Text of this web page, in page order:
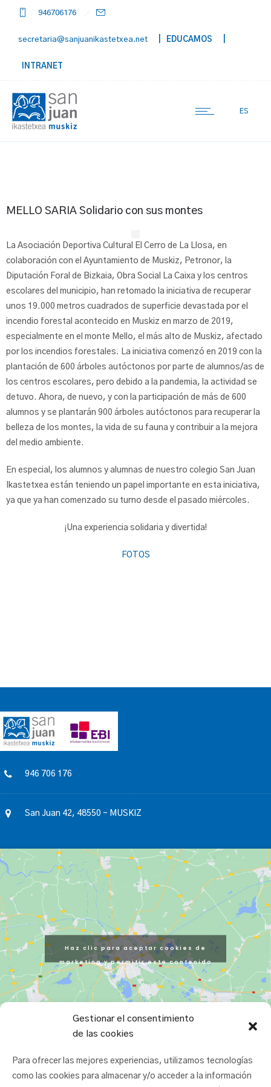
Gestionar el consentimiento
de las cookies
Para ofrecer las mejores experiencias, utilizamos tecnologías
como las cookies para almacenar y/o acceder a la información
946706176
secretaria@sanjuanikastetxea.net | EDUCAMOS
INTRANET
ES
MELLO SARIA Solidario con sus montes
La Asociación Deportiva Cultural El Cerro de La Llosa, en
colaboración con el Ayuntamiento de Muskiz, Petronor, la
Diputación Foral de Bizkaia, Obra Social La Caixa y los centros
escolares del municipio, han retomado la iniciativa de recuperar
unos 19.000 metros cuadrados de superficie devastada por el
incendio forestal acontecido en Muskiz en marzo de 2019,
especialmente en el monte Mello, el más alto de Muskiz, afectado
por los incendios forestales. La iniciativa comenzó en 2019 con la
plantación de 600 árboles autóctonos por parte de alumnos/as de
los centros escolares, pero debido a la pandemia, la actividad se
detuvo. Ahora, de nuevo, y con la participación de más de 600
alumnos y se plantarán 900 árboles autóctonos para recuperar la
belleza de los montes, la vida de su fauna y contribuir a la mejora
del medio ambiente.
En especial, los alumnos y alumnas de nuestro colegio San Juan
Ikastetxea están teniendo un papel importante en esta iniciativa,
ya que ya han comenzado su turno desde el pasado miércoles.
¡Una experiencia solidaria y divertida!
FOTOS
946 706 176
San Juan 42, 48550 – MUSKIZ
Haz clic para aceptar cookies de
marketing y permitir este contenido